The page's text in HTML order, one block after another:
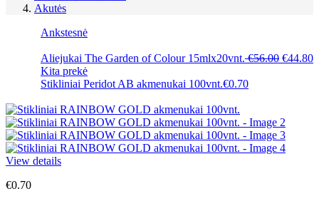
Akutės
Ankstesnė
Aliejukai The Garden of Colour 15mlx20vnt. Original
was:
€56.00Current
€44.80
Kita prekė
Stikliniai Peridot AB akmenukai 100vnt.€0.70
View details
€0.70